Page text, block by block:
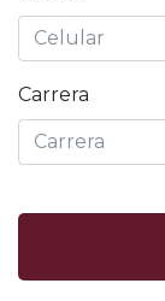
Carrera